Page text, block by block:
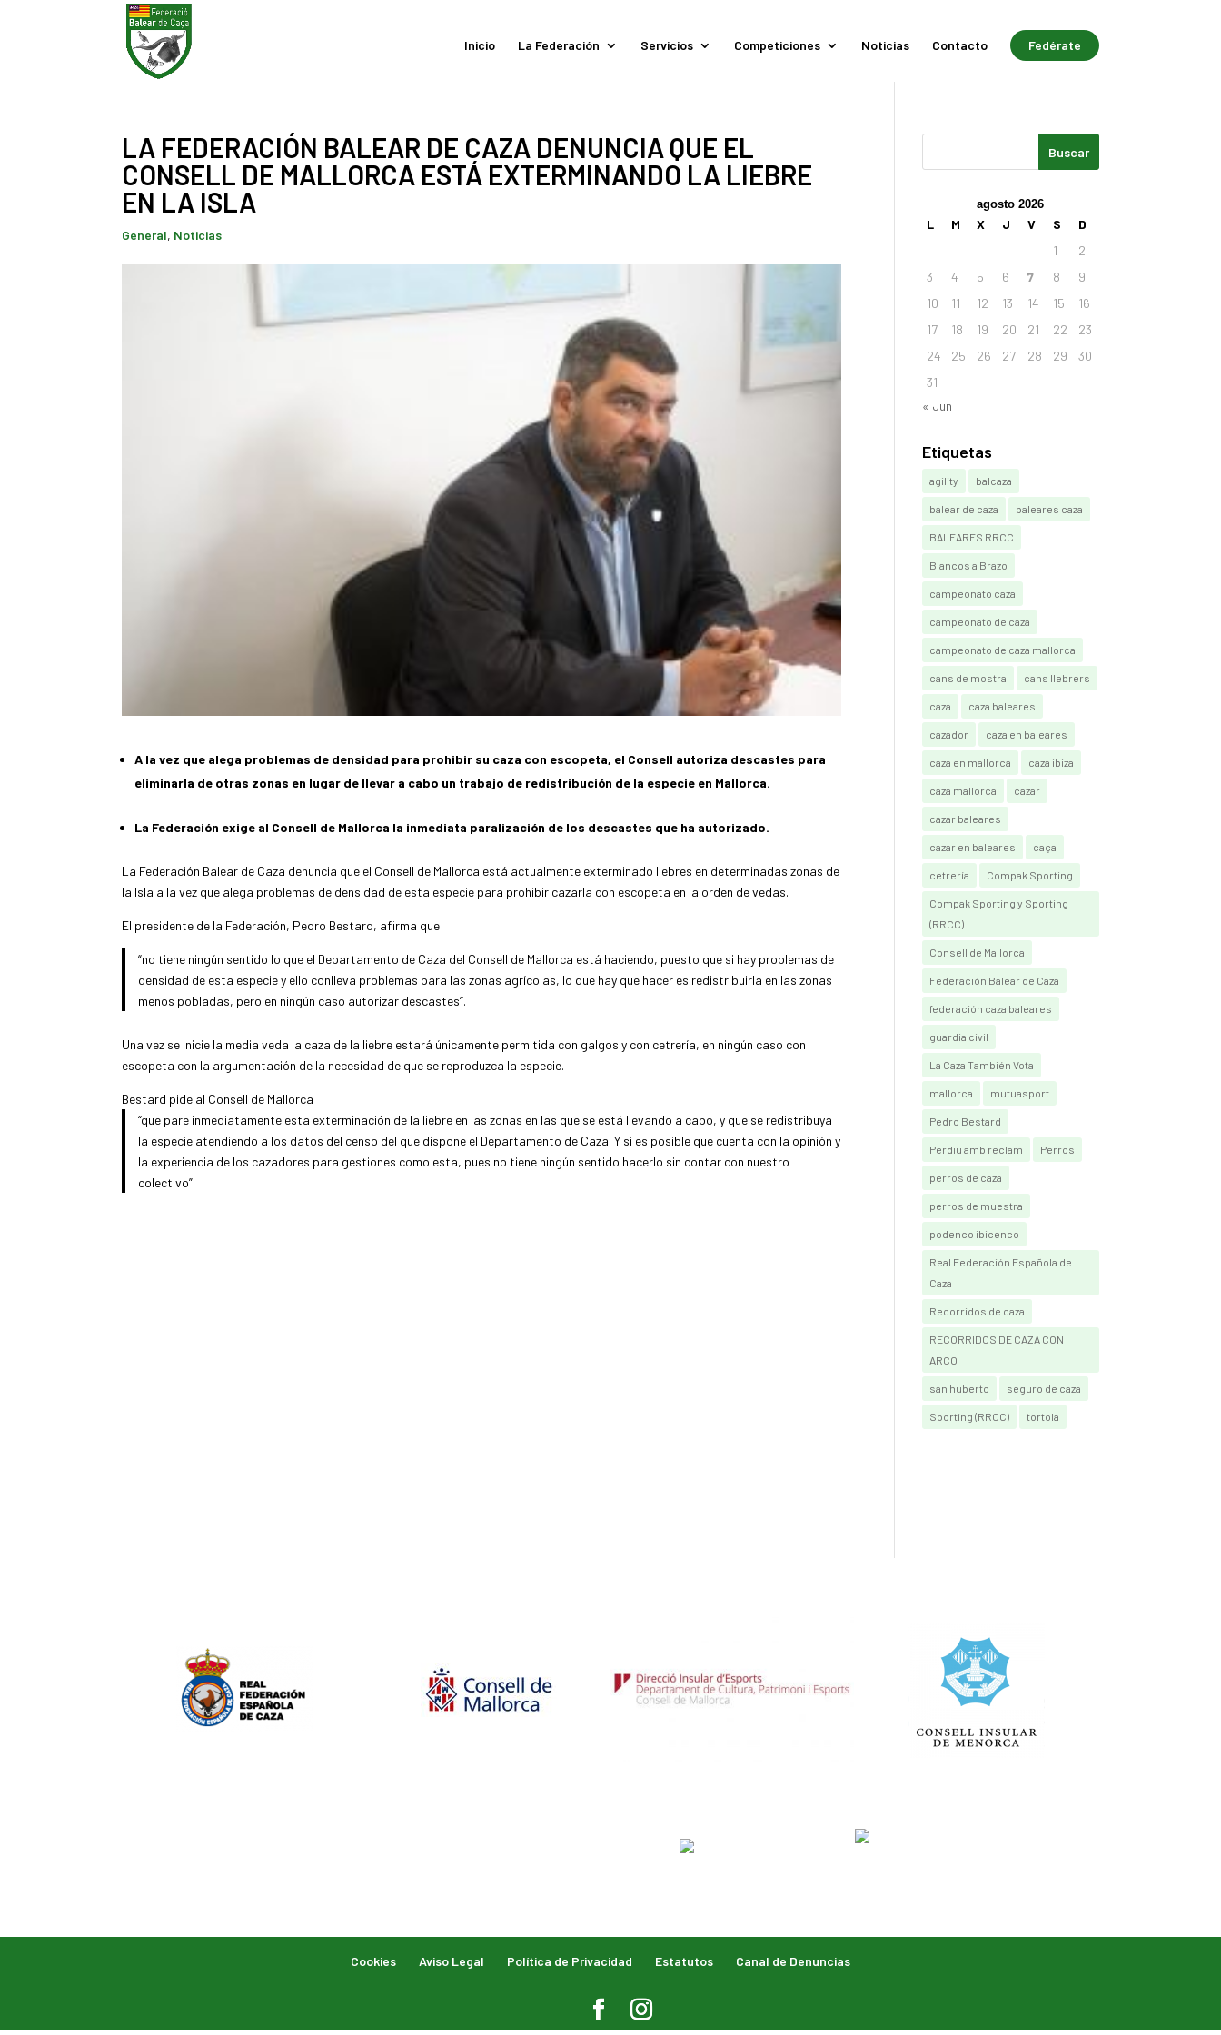
Inicio La Federación Servicios Competiciones Noticias Contacto Fedérate
LA FEDERACIÓN BALEAR DE CAZA DENUNCIA QUE EL
CONSELL DE MALLORCA ESTÁ EXTERMINANDO LA LIEBRE
EN LA ISLA
General, Noticias
A la vez que alega problemas de densidad para prohibir su caza con escopeta, el Consell autoriza descastes para
eliminarla de otras zonas en lugar de llevar a cabo un trabajo de redistribución de la especie en Mallorca.
La Federación exige al Consell de Mallorca la inmediata paralización de los descastes que ha autorizado.
La Federación Balear de Caza denuncia que el Consell de Mallorca está actualmente exterminado liebres en determinadas zonas de
la Isla a la vez que alega problemas de densidad de esta especie para prohibir cazarla con escopeta en la orden de vedas.
El presidente de la Federación, Pedro Bestard, afirma que
“no tiene ningún sentido lo que el Departamento de Caza del Consell de Mallorca está haciendo, puesto que si hay problemas de
densidad de esta especie y ello conlleva problemas para las zonas agrícolas, lo que hay que hacer es redistribuirla en las zonas
menos pobladas, pero en ningún caso autorizar descastes”.
Una vez se inicie la media veda la caza de la liebre estará únicamente permitida con galgos y con cetrería, en ningún caso con
escopeta con la argumentación de la necesidad de que se reproduzca la especie.
Bestard pide al Consell de Mallorca
“que pare inmediatamente esta exterminación de la liebre en las zonas en las que se está llevando a cabo, y que se redistribuya
la especie atendiendo a los datos del censo del que dispone el Departamento de Caza. Y si es posible que cuenta con la opinión y
la experiencia de los cazadores para gestiones como esta, pues no tiene ningún sentido hacerlo sin contar con nuestro
colectivo”.
agosto 2026
L M X J V S
D
1
2
3
4 5 6 7 8
9
10
11 12 13 14 15
16
17
18 19 20 21 22
23
24
25 26 27 28 29
30
31
« Jun
Etiquetas
agility balcaza
balear de caza baleares caza
BALEARES RRCC
Blancos a Brazo
campeonato caza
campeonato de caza
campeonato de caza mallorca
cans de mostra cans llebrers
caza caza baleares
cazador caza en baleares
caza en mallorca caza ibiza
caza mallorca cazar
cazar baleares
cazar en baleares caça
cetrería Compak Sporting
Compak Sporting y Sporting
(RRCC)
Consell de Mallorca
Federación Balear de Caza
federación caza baleares
guardia civil
La Caza También Vota
mallorca mutuasport
Pedro Bestard
Perdiu amb reclam Perros
perros de caza
perros de muestra
podenco ibicenco
Real Federación Española de
Caza
Recorridos de caza
RECORRIDOS DE CAZA CON
ARCO
san huberto seguro de caza
Sporting (RRCC) tortola
Cookies Aviso Legal Política de Privacidad Estatutos Canal de Denuncias